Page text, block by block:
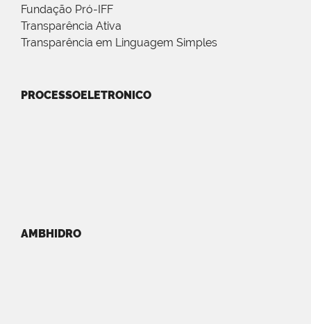
Fundação Pró-IFF
Transparência Ativa
Transparência em Linguagem Simples
PROCESSOELETRONICO
AMBHIDRO